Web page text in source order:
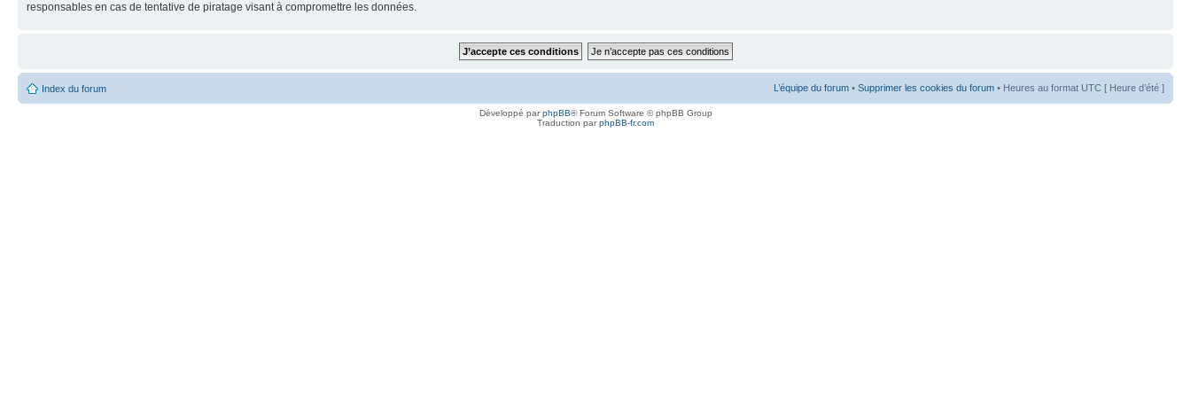
responsables en cas de tentative de piratage visant à compromettre les données.
Index du forum L’équipe du forum • Supprimer les cookies du forum • Heures au format UTC [ Heure d’été ]
Développé parphpBB® Forum Software © phpBB Group
Traduction parphpBB-fr.com